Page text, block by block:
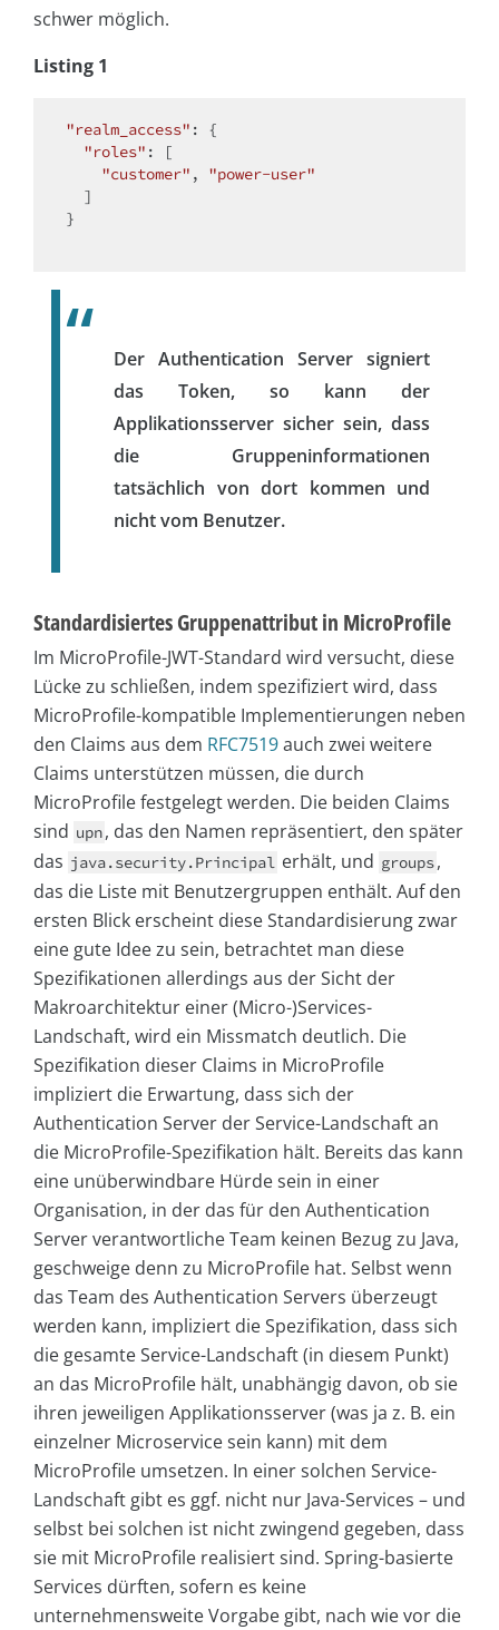
schwer möglich.
Listing 1
"realm_access" : {
"roles" : [
"customer" , "power-user"
}
Der Authentication Server signiert
das Token, so kann der
Applikationsserver sicher sein, dass
die Gruppeninformationen
tatsächlich von dort kommen und
nicht vom Benutzer.
Standardisiertes Gruppenattribut in MicroProfile
Im MicroProfile-JWT-Standard wird versucht, diese
Lücke zu schließen, indem spezifiziert wird, dass
MicroProfile-kompatible Implementierungen neben
den Claims aus dem RFC7519auch zwei weitere
Claims unterstützen müssen, die durch
MicroProfile festgelegt werden. Die beiden Claims
sind upn, das den Namen repräsentiert, den später
das java.security.Principal erhält, und groups,
das die Liste mit Benutzergruppen enthält. Auf den
ersten Blick erscheint diese Standardisierung zwar
eine gute Idee zu sein, betrachtet man diese
Spezifikationen allerdings aus der Sicht der
Makroarchitektur einer (Micro-)Services-
Landschaft, wird ein Missmatch deutlich. Die
Spezifikation dieser Claims in MicroProfile
impliziert die Erwartung, dass sich der
Authentication Server der Service-Landschaft an
die MicroProfile-Spezifikation hält. Bereits das kann
eine unüberwindbare Hürde sein in einer
Organisation, in der das für den Authentication
Server verantwortliche Team keinen Bezug zu Java,
geschweige denn zu MicroProfile hat. Selbst wenn
das Team des Authentication Servers überzeugt
werden kann, impliziert die Spezifikation, dass sich
die gesamte Service-Landschaft (in diesem Punkt)
an das MicroProfile hält, unabhängig davon, ob sie
ihren jeweiligen Applikationsserver (was ja z. B. ein
einzelner Microservice sein kann) mit dem
MicroProfile umsetzen. In einer solchen Service-
Landschaft gibt es ggf. nicht nur Java-Services – und
selbst bei solchen ist nicht zwingend gegeben, dass
sie mit MicroProfile realisiert sind. Spring-basierte
Services dürften, sofern es keine
unternehmensweite Vorgabe gibt, nach wie vor die